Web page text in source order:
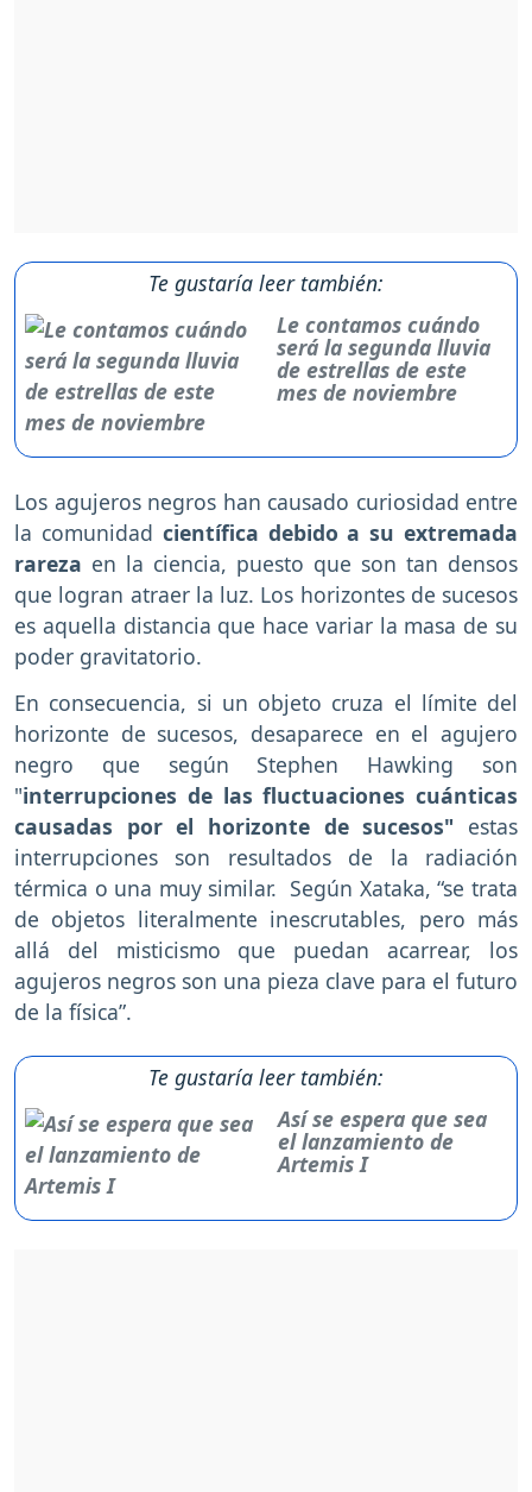
Te gustaría leer también:
Le contamos cuándo
será la segunda lluvia
de estrellas de este
mes de noviembre
Los agujeros negros han causado curiosidad entre
la comunidad científica debido a su extremada
rareza en la ciencia, puesto que son tan densos
que logran atraer la luz. Los horizontes de sucesos
es aquella distancia que hace variar la masa de su
poder gravitatorio.
En consecuencia, si un objeto cruza el límite del
horizonte de sucesos, desaparece en el agujero
negro que según Stephen Hawking son
"interrupciones de las fluctuaciones cuánticas
causadas por el horizonte de sucesos" estas
interrupciones son resultados de la radiación
térmica o una muy similar. Según Xataka, “se trata
de objetos literalmente inescrutables, pero más
allá del misticismo que puedan acarrear, los
agujeros negros son una pieza clave para el futuro
de la física”.
Te gustaría leer también:
Así se espera que sea
el lanzamiento de
Artemis I